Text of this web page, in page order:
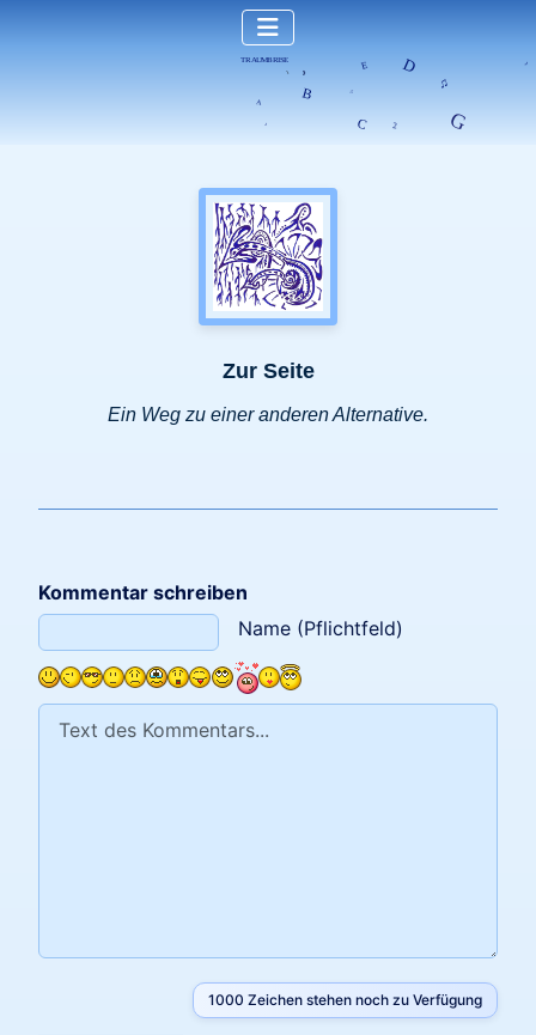
Zur Seite
Ein Weg zu einer anderen Alternative.
Kommentar schreiben
Name (Pflichtfeld)
Text des Kommentars
1000 Zeichen stehen noch zu Verfügung